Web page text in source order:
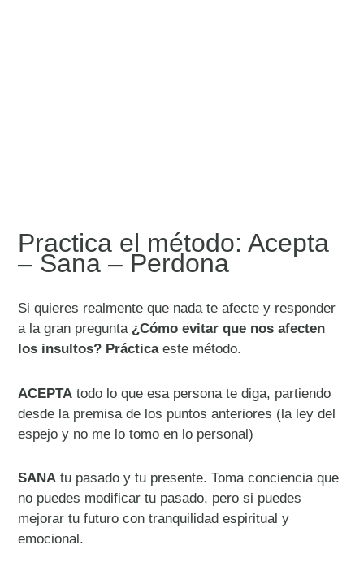
Practica el método: Acepta
– Sana – Perdona
Si quieres realmente que nada te afecte y responder
a la gran pregunta ¿Cómo evitar que nos afecten
los insultos? Prácticaeste método.
ACEPTA todo lo que esa persona te diga, partiendo
desde la premisa de los puntos anteriores (la ley del
espejo y no me lo tomo en lo personal)
SANA tu pasado y tu presente. Toma conciencia que
no puedes modificar tu pasado, pero si puedes
mejorar tu futuro con tranquilidad espiritual y
emocional.